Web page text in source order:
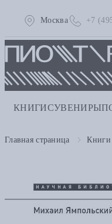
Москва +7
КНИГИСУВЕНИРЫ
Главная страница Книги